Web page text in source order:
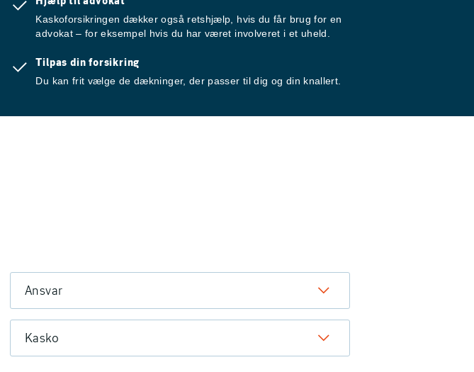
Kaskoforsikringen dækker også retshjælp, hvis du får brug for en
advokat – for eksempel hvis du har været involveret i et uheld.
Tilpas din forsikring
Du kan frit vælge de dækninger, der passer til dig og din knallert.
Ansvar
Kasko